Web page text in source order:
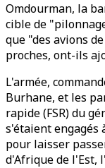
Omdourman, la
cible de
que "des avions
proches, ont-ils
L'armée,
Burhane, et les
rapide (FSR) du
s'étaient engagés
pour laisser
d'Afrique de l'Est,